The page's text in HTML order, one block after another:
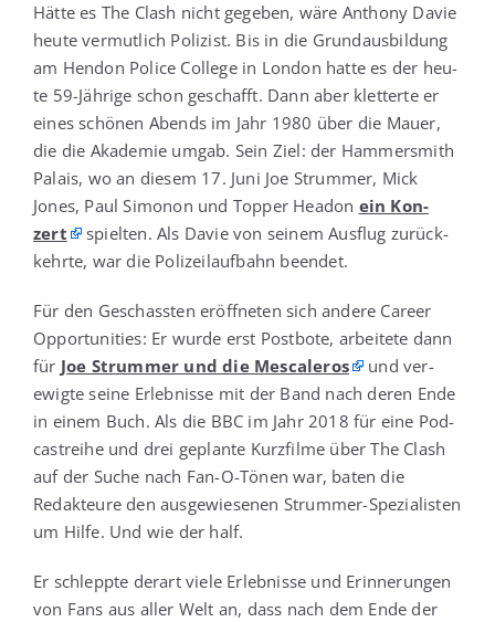
Hät­te es The Clash nicht gege­ben, wäre Antho­ny Davie
heu­te ver­mut­lich Poli­zist. Bis in die Grund­aus­bil­dung
am Hen­don Poli­ce Col­lege in Lon­don hat­te es der heu­
te 59-Jäh­ri­ge schon geschafft. Dann aber klet­ter­te er
eines schö­nen Abends im Jahr 1980 über die Mau­er,
die die Aka­de­mie umgab. Sein Ziel: der Ham­mer­s­mith
Palais, wo an die­sem 17. Juni Joe Strum­mer, Mick
Jones, Paul Simo­non und Top­per Hea­don ein Kon­
zert
spiel­ten. Als Davie von sei­nem Aus­flug zurück­
kehr­te, war die Poli­zei­lauf­bahn beendet.
Für den Geschass­ten eröff­ne­ten sich ande­re Care­er
Oppor­tu­ni­ties: Er wur­de erst Post­bo­te, arbei­te­te dann
für Joe Strum­mer und die Mes­ca­le­ros
und ver­
ewig­te sei­ne Erleb­nis­se mit der Band nach deren Ende
in einem Buch. Als die BBC im Jahr 2018 für eine Pod­
cast­rei­he und drei geplan­te Kurz­fil­me über The Clash
auf der Suche nach Fan-O-Tönen war, baten die
Redak­teu­re den aus­ge­wie­se­nen Strum­mer-Spe­zia­lis­ten
um Hil­fe. Und wie der half.
Er schlepp­te der­art vie­le Erleb­nis­se und Erin­ne­run­gen
von Fans aus aller Welt an, dass nach dem Ende der